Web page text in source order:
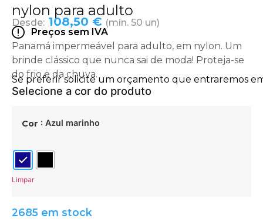
nylon para adulto
Desde: 108,50 € (mín. 50 un)
Preços sem IVA
Panamá impermeável para adulto, em nylon. Um
brinde clássico que nunca sai de moda! Proteja-se
do frio e da chuva.
Cor : Azul marinho
Limpar
2685 em stock